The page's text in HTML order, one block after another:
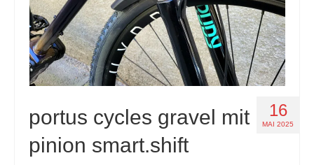
16
MAI 2025
portus cycles gravel mit
pinion smart.shift